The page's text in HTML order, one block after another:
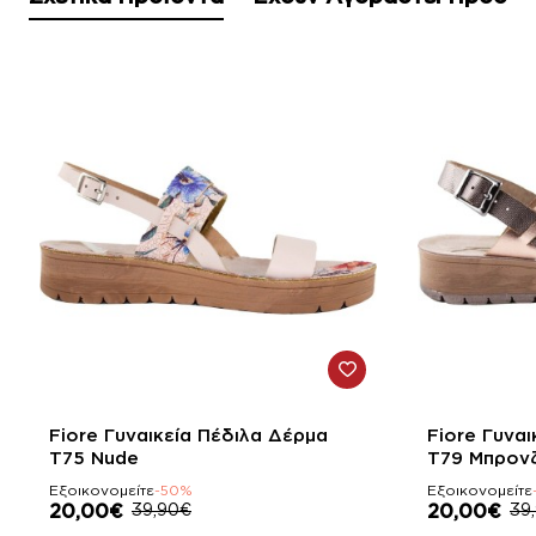
-50%
Fiore Γυναικεία Πέδιλα Δέρμα
T75 Nude
Εξοικονομείτε-50%
20,00€ 39,90€
-50%
Fiore
T79
Εξοικονομείτε
20,00€